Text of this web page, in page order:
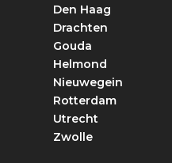
Den Haag
Drachten
Gouda
Helmond
Nieuwegein
Rotterdam
Utrecht
Zwolle